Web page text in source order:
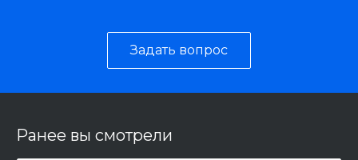
Задать вопрос
Ранее вы смотрели